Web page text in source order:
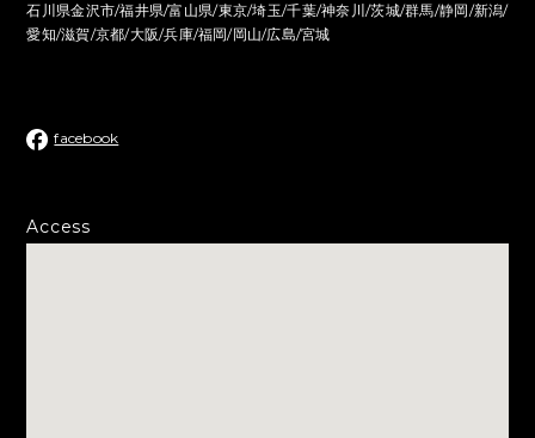
石川県金沢市/福井県/富山県/東京/埼玉/千葉/神奈川/茨城/群馬/静岡/新潟/
愛知/滋賀/京都/大阪/兵庫/福岡/岡山/広島/宮城
facebook
Access